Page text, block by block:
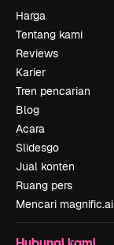
Harga
Tentang kami
Reviews
Karier
Tren pencarian
Blog
Acara
Slidesgo
Jual konten
Ruang pers
Mencari magnific.ai